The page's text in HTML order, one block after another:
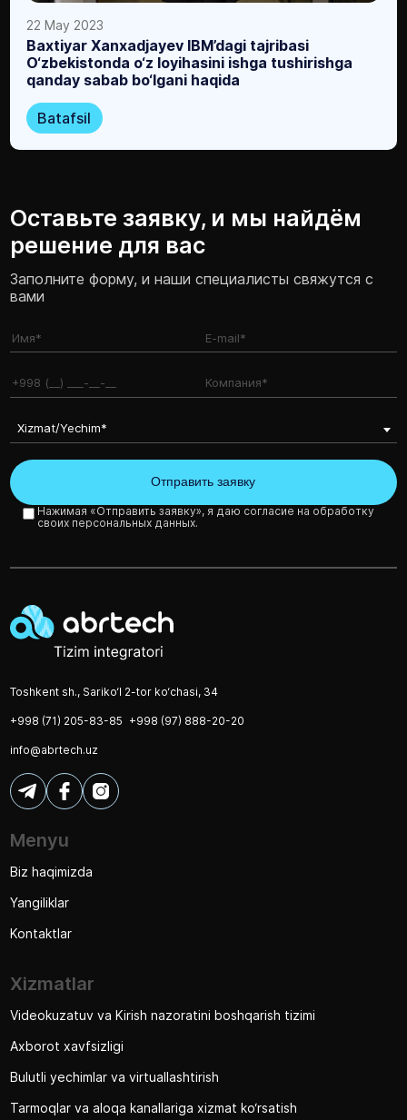
22 May 2023
Baxtiyar Xanxadjayev IBM’dagi tajribasi
O‘zbekistonda o‘z loyihasini ishga tushirishga
qanday sabab bo‘lgani haqida
Batafsil
Оставьте заявку, и мы найдём
решение для вас
Заполните форму, и наши специалисты свяжутся с
вами
Xizmat/Yechim*
Нажимая «Отправить заявку», я даю согласие на обработку
своих персональных данных.
Toshkent sh., Sariko‘l 2-tor ko‘chasi, 34
+998 (71) 205-83-85 +998 (97) 888-20-20
info@abrtech.uz
Menyu
Biz haqimizda
Yangiliklar
Kontaktlar
Xizmatlar
Videokuzatuv va Kirish nazoratini boshqarish tizimi
Axborot xavfsizligi
Bulutli yechimlar va virtuallashtirish
Tarmoqlar va aloqa kanallariga xizmat ko‘rsatish